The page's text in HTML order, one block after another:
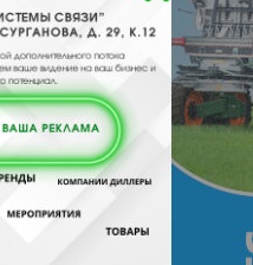
Еще
или
Войти
или